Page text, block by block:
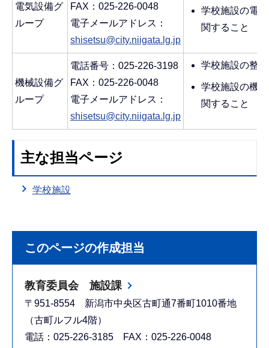
電気設備グ
ループ
FAX：025-226-0048
電子メールアドレス：
shisetsu@city.niigata.lg.jp
学校施設の電
関すること
機械設備グ
ループ
電話番号：025-226-3198
FAX：025-226-0048
電子メールアドレス：
shisetsu@city.niigata.lg.jp
学校施設の整
学校施設の機
関すること
主な担当ページ
学校施設
このページの作成担当
教育委員会 施設課
〒951-8554 新潟市中央区古町通7番町1010番地
（古町ルフル4階）
電話：025-226-3185 FAX：025-226-0048